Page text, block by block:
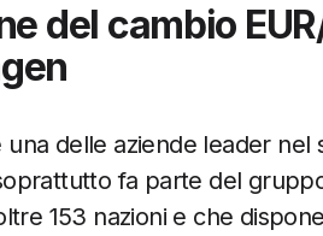
del cambio
una delle aziende leader
fa parte del
153 nazioni e che